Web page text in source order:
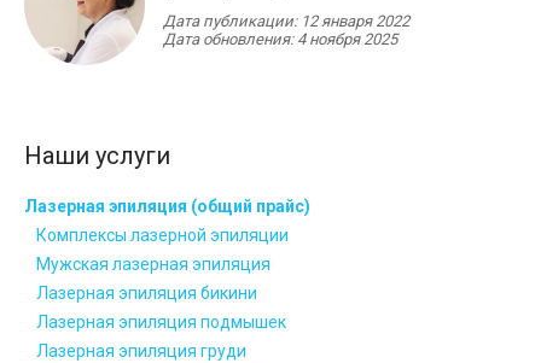
Дата публикации: 12 января 2022
Дата обновления: 4 ноября 2025
Наши услуги
Лазерная эпиляция (общий прайс)
Комплексы лазерной эпиляции
Мужская лазерная эпиляция
Лазерная эпиляция бикини
Лазерная эпиляция подмышек
Лазерная эпиляция груди